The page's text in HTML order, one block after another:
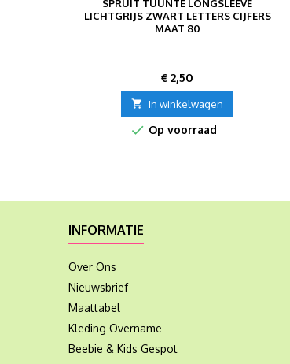
SPRUIT TUUNTE LONGSLEEVE
LICHTGRIJS ZWART LETTERS CIJFERS
MAAT 80
Prijs
€ 2,50
 In winkelwagen
 Op voorraad
INFORMATIE
Over Ons
Nieuwsbrief
Maattabel
Kleding Overname
Beebie & Kids Gespot